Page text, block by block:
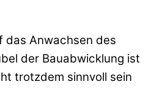
das Anwachsen des
der Bauabwicklung ist
trotzdem sinnvoll sein